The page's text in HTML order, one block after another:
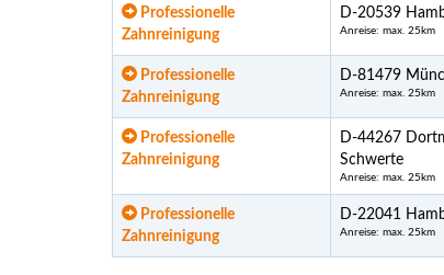
Professionelle
Zahnreinigung
D-20539
Anreise: max. 25km
Professionelle
Zahnreinigung
D-81479
Anreise: max. 25km
Professionelle
Zahnreinigung
D-44267
Schwerte
Anreise: max. 25km
Professionelle
Zahnreinigung
D-22041
Anreise: max. 25km